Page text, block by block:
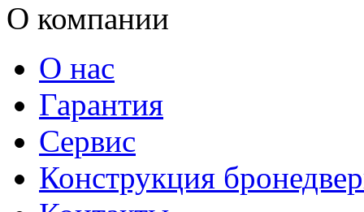
О компании
О нас
Гарантия
Сервис
Конструкция